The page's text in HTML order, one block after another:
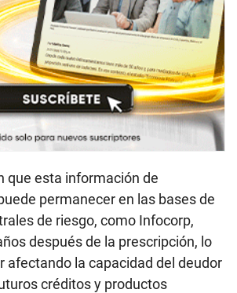
que esta información de
permanecer en las bases de
de riesgo, como Infocorp,
después de la prescripción, lo
afectando la capacidad del deudor
créditos y productos